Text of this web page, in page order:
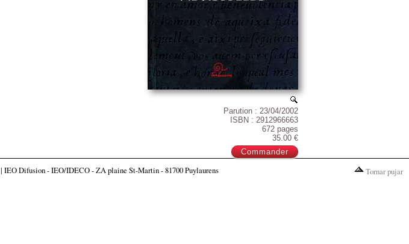
Parution : 23/04/2002
ISBN : 2912966663
672 pages
35.00 €
| IEO Difusion - IEO/IDECO - ZA plaine St-Martin - 81700 Puylaurens Tornar pujar